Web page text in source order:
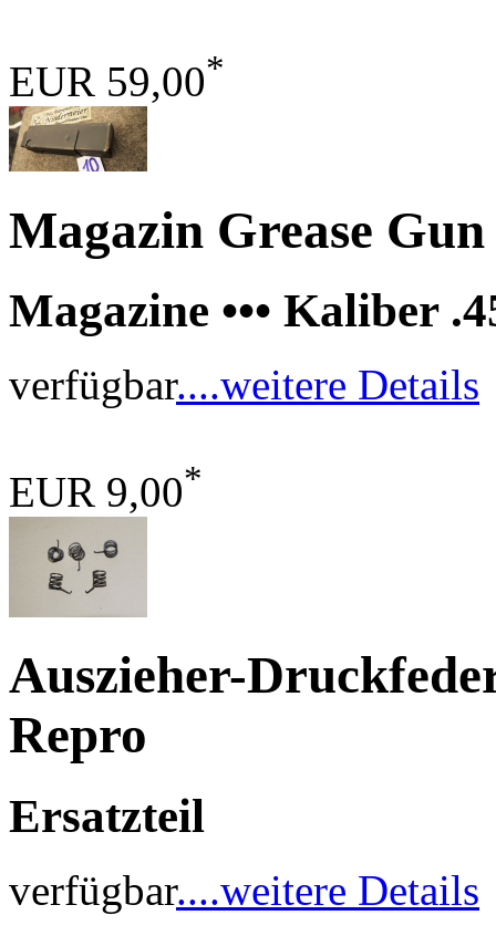
EUR 59,00*
Magazin Grease
Magazine ••• Kaliber
verfügbar....weitere Details
EUR 9,00*
Auszieher-
Repro
Ersatzteil
verfügbar....weitere Details